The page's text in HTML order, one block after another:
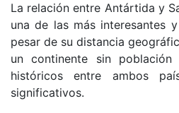
La relación entre Antártida y
una de las más interesantes
pesar de su distancia
un continente sin población
históricos entre ambos
significativos.